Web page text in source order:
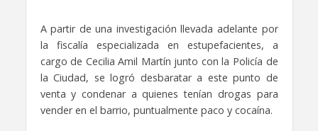
A partir de una investigación llevada adelante por
la fiscalía especializada en estupefacientes, a
cargo de Cecilia Amil Martín junto con la Policía de
la Ciudad, se logró desbaratar a este punto de
venta y condenar a quienes tenían drogas para
vender en el barrio, puntualmente paco y cocaína.